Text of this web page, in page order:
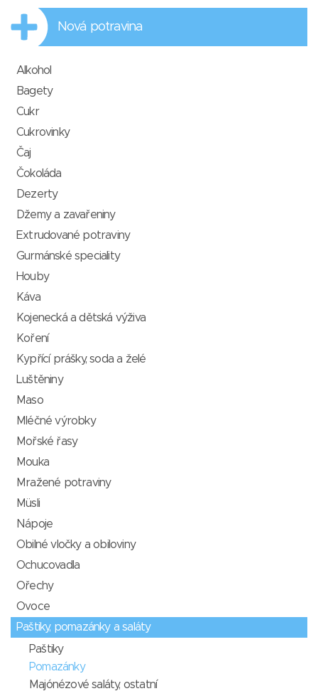
Nová potravina
Alkohol
Bagety
Cukr
Cukrovinky
Čaj
Čokoláda
Dezerty
Džemy a zavařeniny
Extrudované potraviny
Gurmánské speciality
Houby
Káva
Kojenecká a dětská výživa
Koření
Kypřící prášky, soda a želé
Luštěniny
Maso
Mléčné výrobky
Mořské řasy
Mouka
Mražené potraviny
Müsli
Nápoje
Obilné vločky a obiloviny
Ochucovadla
Ořechy
Ovoce
Paštiky, pomazánky a saláty
Paštiky
Pomazánky
Majónézové saláty, ostatní